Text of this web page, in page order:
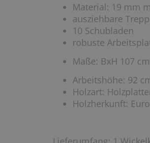
Material: 19 mm
ausziehbare
10 Schubladen
robuste
Maße: BxH 107
Arbeitshöhe: 92
Holzart:
Holzherkunft: